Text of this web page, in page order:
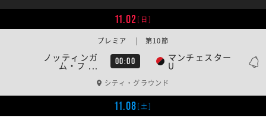
11.02[日]
ノッティンガ
ム・フ ... 00:00 マンチェスター
U
プレミア | 第10節
シティ・グラウンド
11.08[土]